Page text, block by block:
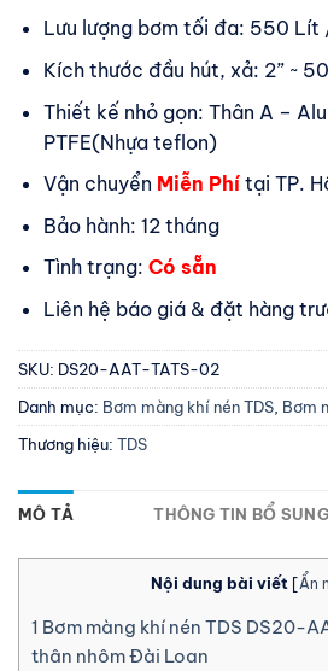
Lưu lượng bơm tối đa: 550 Lít
Kích thước đầu hút, xả: 2” ~
Thiết kế nhỏ gọn: Thân A –
PTFE(Nhựa teflon)
Vận chuyển Miễn Phítại TP.
Bảo hành: 12 tháng
Tình trạng: Có sẵn
Liên hệ báo giá & đặt hàng
SKU: DS20-AAT-TATS-02
Danh mục: Bơm màng khí nén TDS Bơm
Thương hiệu: TDS
MÔ TẢ THÔNG TIN BỔ SUNG
Nội dung bài viết [Ẩn
1 Bơm màng khí nén TDS DS20-
thân nhôm Đài Loan